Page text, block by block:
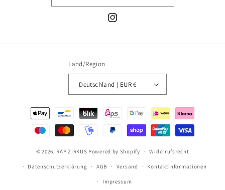
Instagram
Land/Region
Deutschland | EUR €
Zahlungsmethoden
© 2026, RAP ZIRKUS Powered by Shopify Widerrufsrecht
Datenschutzerklärung AGB Versand Kontaktinformationen
Impressum